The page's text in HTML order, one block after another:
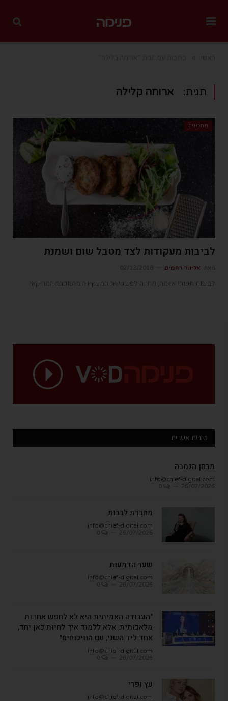
תגית: ארוחה קלילה
מתכונים
לביבות מעקודות לצד מטבל שום ושמנת
אלינור רחמים
לביבות תפוחי אדמה, מחווה לפשטידת המעקודה מהמטבח המרוקאי
טורים אישיים
מבחן הגמבה
info@chief-digital.com
מחברת לבבות
info@chief-digital.com
שער הדמעות
info@chief-digital.com
"העבודה האמיתית היא לא לחפש אחדות
מלאכותית, אלא ללמוד איך לחיות כאן יחד,
אחד ליד השני, עם הוויכוחים"
info@chief-digital.com
עץ ופרי
info@chief-digital.com